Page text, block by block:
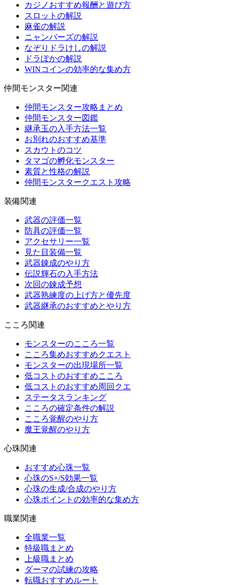
カジノおすすめ報酬と遊び方
スロットの解説
麻雀の解説
ニャンバーズの解説
なぞりドラけしの解説
ドラぽかの解説
WINコインの効率的な集め方
仲間モンスター関連
仲間モンスター攻略まとめ
仲間モンスター図鑑
継承玉の入手方法一覧
お別れのおすすめ基準
スカウトのコツ
タマゴの孵化モンスター
素質と性格の解説
仲間モンスタークエスト攻略
装備関連
武器の評価一覧
防具の評価一覧
アクセサリー一覧
見た目装備一覧
武器錬成のやり方
伝説輝石の入手方法
次回の錬成予想
武器熟練度の上げ方と優先度
武器継承のおすすめとやり方
こころ関連
モンスターのこころ一覧
こころ集めおすすめクエスト
モンスターの出現場所一覧
低コストのおすすめこころ
低コストのおすすめ周回クエ
ステータスランキング
こころの確定条件の解説
こころ覚醒のやり方
魔王覚醒のやり方
心珠関連
おすすめ心珠一覧
心珠のS+/S効果一覧
心珠の生成/合成のやり方
心珠ポイントの効率的な集め方
職業関連
全職業一覧
特級職まとめ
上級職まとめ
ダーマの試練の攻略
転職おすすめルート